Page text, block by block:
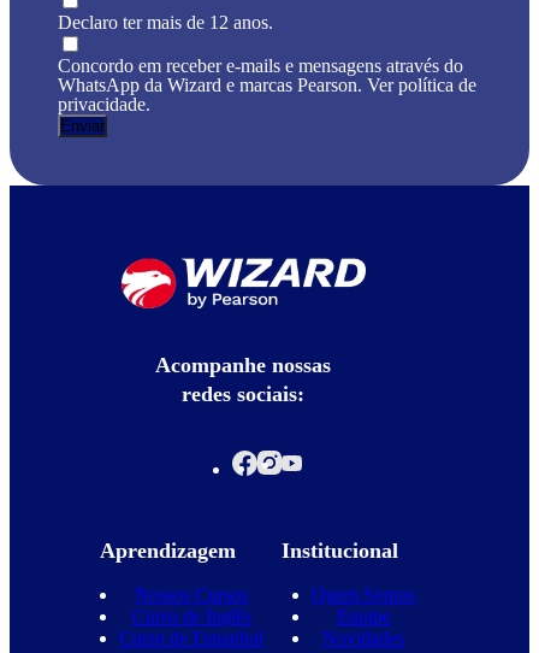
Declaro ter mais de 12 anos.
Concordo em receber e-mails e mensagens através do
WhatsApp da Wizard e marcas Pearson. Ver política de
privacidade.
Acompanhe nossas
redes sociais:
Aprendizagem
Nossos Cursos
Curso de Inglês
Curso de Espanhol
Institucional
Quem Somos
Equipe
Novidades